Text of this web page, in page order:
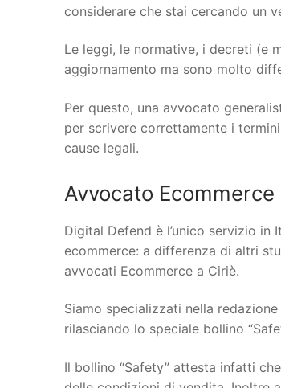
considerare che stai cercando un
Le leggi, le normative, i decreti (e
aggiornamento ma sono molto
Per questo, una avvocato
per scrivere correttamente i
cause legali.
Avvocato
Digital Defend è l’unico servizio in
ecommerce: a differenza di altri
avvocati Ecommerce a Ciriè.
Siamo specializzati nella
rilasciando lo speciale bollino
Il bollino “Safety” attesta infatti